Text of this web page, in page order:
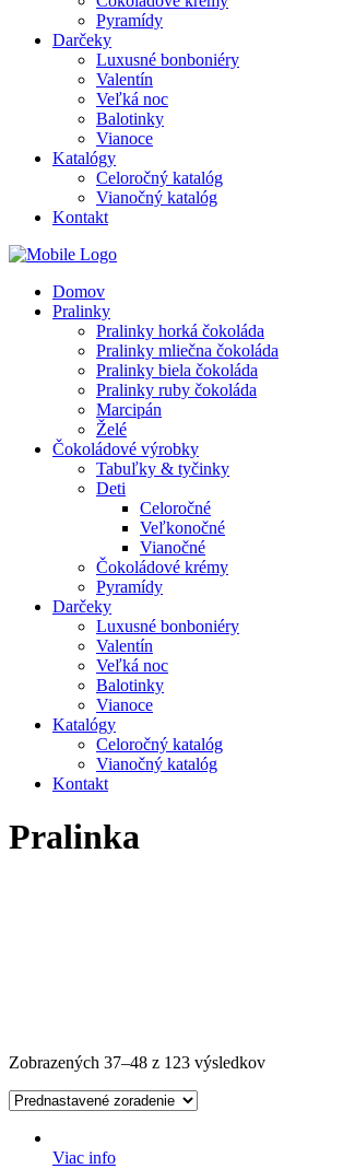
Pyramídy
Darčeky
Luxusné bonboniéry
Valentín
Veľká noc
Balotinky
Vianoce
Katalógy
Celoročný katalóg
Vianočný katalóg
Kontakt
Domov
Pralinky
Pralinky horká čokoláda
Pralinky mliečna čokoláda
Pralinky biela čokoláda
Pralinky ruby čokoláda
Marcipán
Želé
Čokoládové výrobky
Tabuľky & tyčinky
Deti
Celoročné
Veľkonočné
Vianočné
Čokoládové krémy
Pyramídy
Darčeky
Luxusné bonboniéry
Valentín
Veľká noc
Balotinky
Vianoce
Katalógy
Celoročný katalóg
Vianočný katalóg
Kontakt
Pralinka
Zobrazených 37–48 z 123 výsledkov
Viac info